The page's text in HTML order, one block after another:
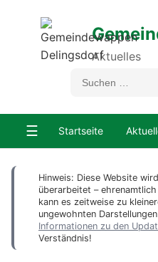
Aktuelles
☰ Startseite
Hinweis: Diese Website
überarbeitet –
kann es zeitweise zu
ungewohnten
Informationen zu den
Verständnis!